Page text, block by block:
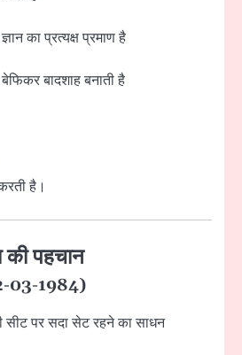
का प्रत्यक्ष प्रमाण है
बादशाह बनाती है
है।
की पहचान
03-1984)
सीट पर सदा सेट रहने का साधन